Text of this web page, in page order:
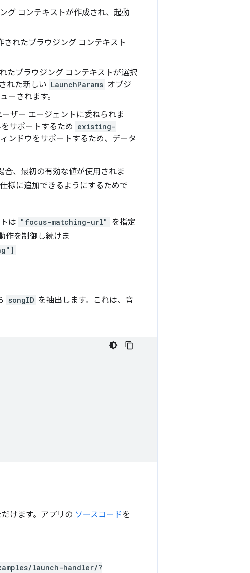
グ コンテキストが作成され、起動
れたブラウジング コンテキスト
たブラウジング コンテキストが選択
れた新しい LaunchParams オブジ
ーされます。
ザー エージェントに委ねられま
サポートするため existing-
ンドウをサポートするため、データ
合、最初の有効な値が使用されま
様に追加できるようにするためで
は "focus-matching-url"
を指定
作を制御し続けま
songID を抽出します。これは、音
けます。アプリの ソースコードを
launch-handler/?